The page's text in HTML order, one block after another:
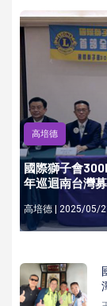
高培德
國際獅子會
年巡迴南台灣
高培德 | 2025/05/